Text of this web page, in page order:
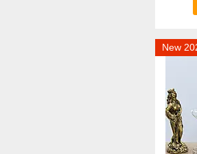
New